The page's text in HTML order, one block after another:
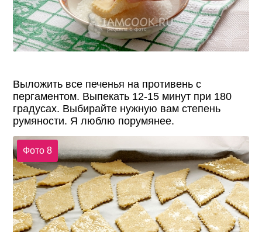
Выложить все печенья на противень с
пергаментом. Выпекать 12-15 минут при 180
градусах. Выбирайте нужную вам степень
румяности. Я люблю порумянее.
Фото 8